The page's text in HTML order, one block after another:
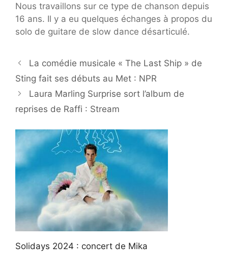
Nous travaillons sur ce type de chanson depuis
16 ans. Il y a eu quelques échanges à propos du
solo de guitare de slow dance désarticulé.
La comédie musicale « The Last Ship » de
Sting fait ses débuts au Met : NPR
Laura Marling Surprise sort l’album de
reprises de Raffi : Stream
Solidays 2024 : concert de Mika